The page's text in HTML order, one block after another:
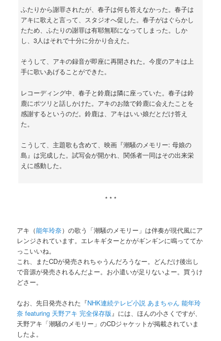
ふたりから謝罪されたが、春子は何も答えなかった。春子は
アキに歌えと言って、スタジオへ促した。春子がはぐらかし
たため、ふたりの謝罪は有耶無耶になってしまった。しか
し、3人はそれで十分に分かり合えた。
そうして、アキの録音が即座に再開された。今度のアキは上
手に歌いあげることができた。
レコーディング中、春子と鈴鹿は隣に座っていた。春子は鈴
鹿にポツリと話しかけた。アキのお陰で鈴鹿に会えたことを
感謝するというのだ。鈴鹿は、アキはいい娘だとだけ答え
た。
こうして、主題歌も含めて、映画『潮騒のメモリー: 母娘の
島』は完成した。試写会が開かれ、関係者一同はその出来栄
えに感動した。
* * *
アキ（能年玲奈）の歌う「潮騒のメモリー」は伴奏が現代風にア
レンジされています。エレキギターとかがギンギンに鳴っててか
っこいいね。
これ、またCDが発売されちゃうんだろうなー。どんだけ後出し
で音源が発売されるんだよー。お小遣いが足りないよー。買うけ
どさー。
なお、先日発売された『NHK連続テレビ小説 あまちゃん 能年玲
奈 featuring 天野アキ 完全保存版』には、ほんの小さくですが、
天野アキ「潮騒のメモリー」のCDジャケットが掲載されていま
したよ。